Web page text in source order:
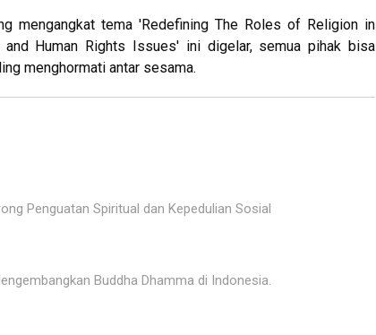
mengangkat tema 'Redefining The Roles of Religion in
Human Rights Issues' ini digelar, semua pihak bisa
menghormati antar sesama.
Penguatan Spiritual dan Kepedulian Sosial
Buddha Dhamma di Indonesia.